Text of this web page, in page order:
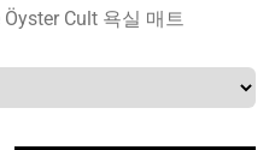
Öyster Cult 욕실 매트